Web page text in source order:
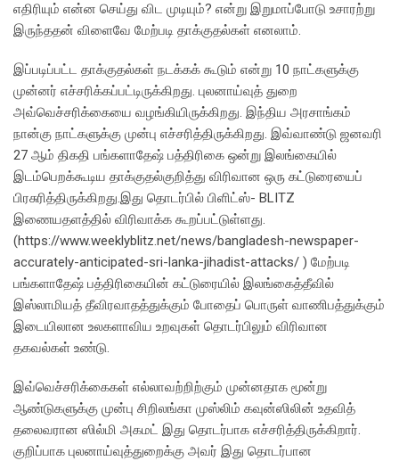
எதிரியும் என்ன செய்து விட முடியும்? என்று இறுமாப்போடு உசாரற்று
இருந்ததன் விளைவே மேற்படி தாக்குதல்கள் எனலாம்.
இப்படிப்பட்ட தாக்குதல்கள் நடக்கக் கூடும் என்று 10 நாட்களுக்கு
முன்னர் எச்சரிக்கப்பட்டிருக்கிறது. புலனாய்வுத் துறை
அவ்வெச்சரிக்கையை வழங்கியிருக்கிறது. இந்திய அரசாங்கம்
நான்கு நாட்களுக்கு முன்பு எச்சரித்திருக்கிறது. இவ்வாண்டு ஜனவரி
27 ஆம் திகதி பங்களாதேஷ் பத்திரிகை ஒன்று இலங்கையில்
இடம்பெறக்கூடிய தாக்குதல்குறித்து விரிவான ஒரு கட்டுரையைப்
பிரசுரித்திருக்கிறது.இது தொடர்பில் பிளிட்ஸ்- BLITZ
இணையதளத்தில் விரிவாக்க கூறப்பட்டுள்ளது.
(https://www.weeklyblitz.net/news/bangladesh-newspaper-
accurately-anticipated-sri-lanka-jihadist-attacks/ ) மேற்படி
பங்களாதேஷ் பத்திரிகையின் கட்டுரையில் இலங்கைத்தீவில்
இஸ்லாமியத் தீவிரவாதத்துக்கும் போதைப் பொருள் வாணிபத்துக்கும்
இடையிலான உலகளாவிய உறவுகள் தொடர்பிலும் விரிவான
தகவல்கள் உண்டு.
இவ்வெச்சரிக்கைகள் எல்லாவற்றிற்கும் முன்னதாக மூன்று
ஆண்டுகளுக்கு முன்பு சிறிலங்கா முஸ்லிம் கவுன்ஸிலின் உதவித்
தலைவரான ஸில்மி அகமட் இது தொடர்பாக எச்சரித்திருக்கிறார்.
குறிப்பாக புலனாய்வுத்துறைக்கு அவர் இது தொடர்பான